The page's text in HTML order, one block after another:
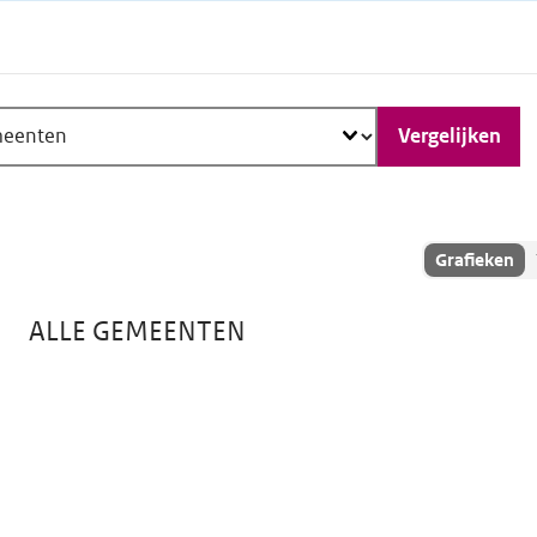
Vergelijken
Toon
Grafieken
ALLE GEMEENTEN